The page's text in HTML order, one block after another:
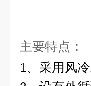
主要特点：
1、采用风